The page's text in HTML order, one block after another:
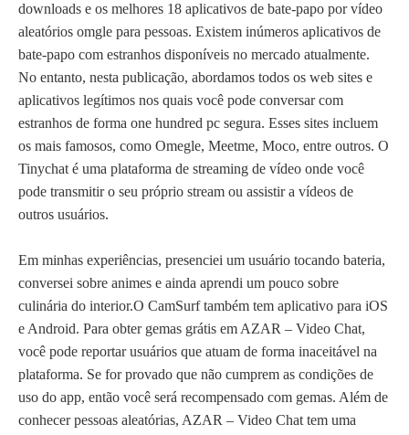
downloads e os melhores 18 aplicativos de bate-papo por vídeo
aleatórios omgle para pessoas. Existem inúmeros aplicativos de
bate-papo com estranhos disponíveis no mercado atualmente.
No entanto, nesta publicação, abordamos todos os web sites e
aplicativos legítimos nos quais você pode conversar com
estranhos de forma one hundred pc segura. Esses sites incluem
os mais famosos, como Omegle, Meetme, Moco, entre outros. O
Tinychat é uma plataforma de streaming de vídeo onde você
pode transmitir o seu próprio stream ou assistir a vídeos de
outros usuários.
Em minhas experiências, presenciei um usuário tocando bateria,
conversei sobre animes e ainda aprendi um pouco sobre
culinária do interior.O CamSurf também tem aplicativo para iOS
e Android. Para obter gemas grátis em AZAR – Video Chat,
você pode reportar usuários que atuam de forma inaceitável na
plataforma. Se for provado que não cumprem as condições de
uso do app, então você será recompensado com gemas. Além de
conhecer pessoas aleatórias, AZAR – Video Chat tem uma